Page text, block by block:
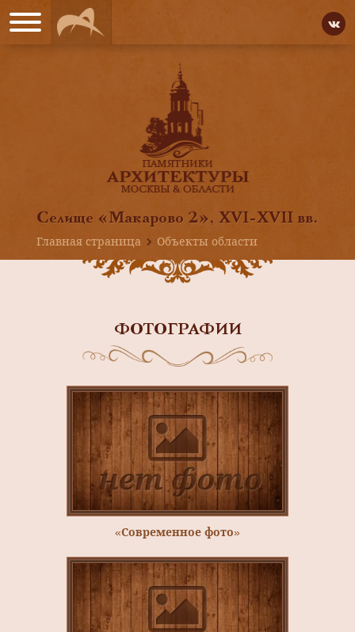
Селище «Макарово 2», XVI-XVII вв.
Главная страница
Объекты области
ФОТОГРАФИИ
«Современное фото»